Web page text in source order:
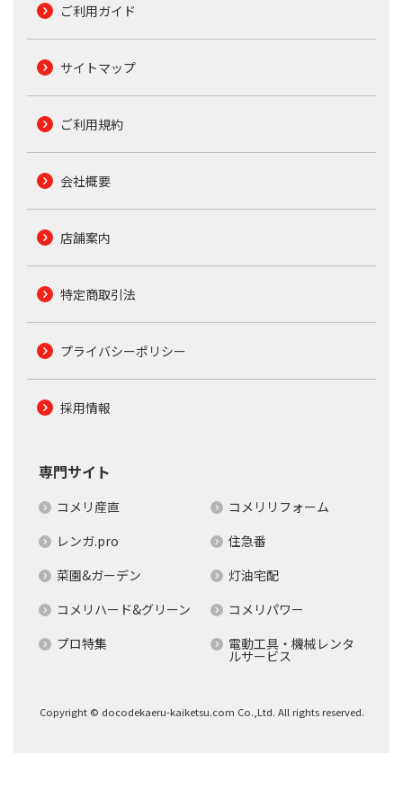
ご利用ガイド
サイトマップ
ご利用規約
会社概要
店舗案内
特定商取引法
プライバシーポリシー
採用情報
専門サイト
コメリ産直
コメリリフォーム
レンガ.pro
住急番
菜園&ガーデン
灯油宅配
コメリハード&グリーン
コメリパワー
プロ特集
電動工具・機械レンタ
ルサービス
Copyright © docodekaeru-kaiketsu.com Co.,Ltd. All rights reserved.